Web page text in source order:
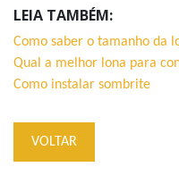
LEIA TAMBÉM:
Como saber o tamanho da
Qual a melhor lona para
Como instalar sombrite
VOLTAR